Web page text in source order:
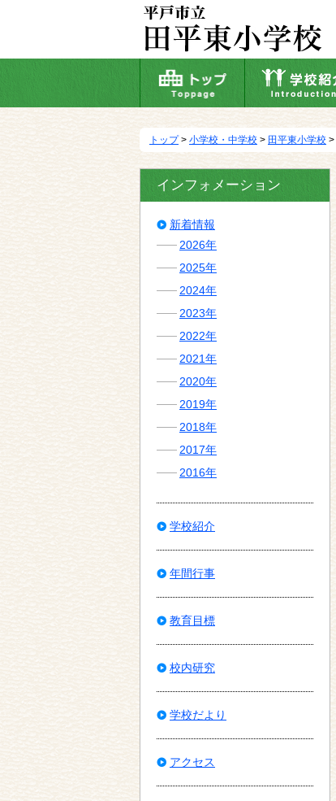
動
トップ> 小学校・中学校 > 田平東小学校 >
インフォメーション
新着情報
2026年
2025年
2024年
2023年
2022年
2021年
2020年
2019年
2018年
2017年
2016年
学校紹介
年間行事
教育目標
校内研究
学校だより
アクセス